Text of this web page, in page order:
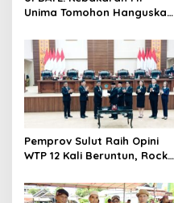
Unima Tomohon Hanguskan
Gedung
Pemprov Sulut Raih Opini
WTP 12 Kali Beruntun, Rocky